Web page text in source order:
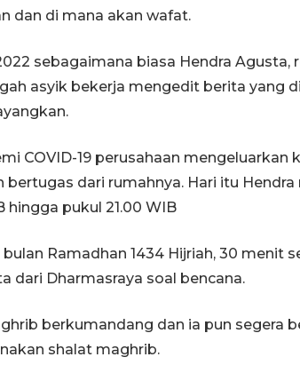
dan di mana akan wafat.
sebagaimana biasa Hendra Agusta,
asyik bekerja mengedit berita yang
COVID-19 perusahaan mengeluarkan
bertugas dari rumahnya. Hari itu
hingga pukul 21.00 WIB
Ramadhan 1434 Hijriah, 30 menit
dari Dharmasraya soal bencana.
berkumandang dan ia pun segera
shalat maghrib.